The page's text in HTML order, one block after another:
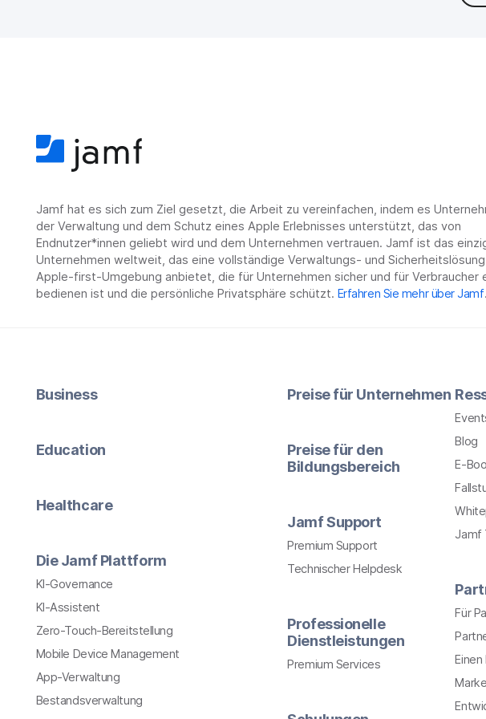
Jamf hat es sich zum Ziel gesetzt, die Arbeit zu vereinfachen, indem es
der Verwaltung und dem Schutz eines Apple Erlebnisses unterstützt, das von
Endnutzer*innen geliebt wird und dem Unternehmen vertrauen. Jamf ist das
Unternehmen weltweit, das eine vollständige Verwaltungs- und
Apple-first-Umgebung anbietet, die für Unternehmen sicher und für Verbraucher
bedienen ist und die persönliche Privatsphäre schützt. Erfahren Sie mehr über Jamf.
Business
Education
Healthcare
Die Jamf Plattform
KI-Governance
KI-Assistent
Zero-Touch-Bereitstellung
Mobile Device Management
App-Verwaltung
Bestandsverwaltung
Preise für Unternehmen
Preise für den
Bildungsbereich
Jamf Support
Premium Support
Technischer Helpdesk
Professionelle
Dienstleistungen
Premium Services
Blog
E-
Jamf
Für